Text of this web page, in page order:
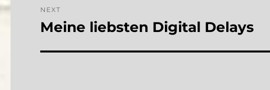
NEXT
Next
Meine liebsten Digital Delays